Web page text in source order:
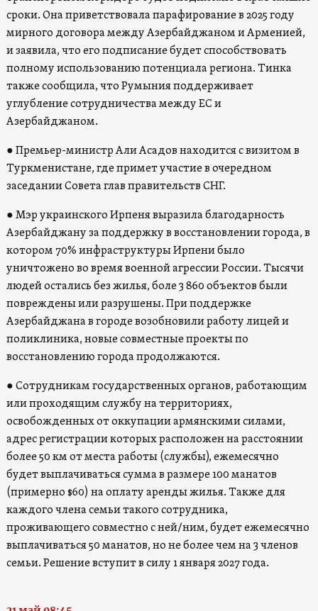
сроки. Она приветствовала парафирование в 2025 году
мирного договора между Азербайджаном и Арменией,
и заявила, что его подписание будет способствовать
полному использованию потенциала региона. Тинка
также сообщила, что Румыния поддерживает
углубление сотрудничества между ЕС и
Азербайджаном.
● Премьер-министр Али Асадов находится с визитом в
Туркменистане, где примет участие в очередном
заседании Совета глав правительств СНГ.
● Мэр украинского Ирпеня выразила благодарность
Азербайджану за поддержку в восстановлении города, в
котором 70% инфраструктуры Ирпени было
уничтожено во время военной агрессии России. Тысячи
людей остались без жилья, боле 3 860 объектов были
повреждены или разрушены. При поддержке
Азербайджана в городе возобновили работу лицей и
поликлиника, новые совместные проекты по
восстановлению города продолжаются.
● Сотрудникам государственных органов, работающим
или проходящим службу на территориях,
освобожденных от оккупации армянскими силами,
адрес регистрации которых расположен на расстоянии
более 50 км от места работы (службы), ежемесячно
будет выплачиваться сумма в размере 100 манатов
(примерно $60) на оплату аренды жилья. Также для
каждого члена семьи такого сотрудника,
проживающего совместно с ней/ним, будет ежемесячно
выплачиваться 50 манатов, но не более чем на 3 членов
семьи. Решение вступит в силу 1 января 2027 года.